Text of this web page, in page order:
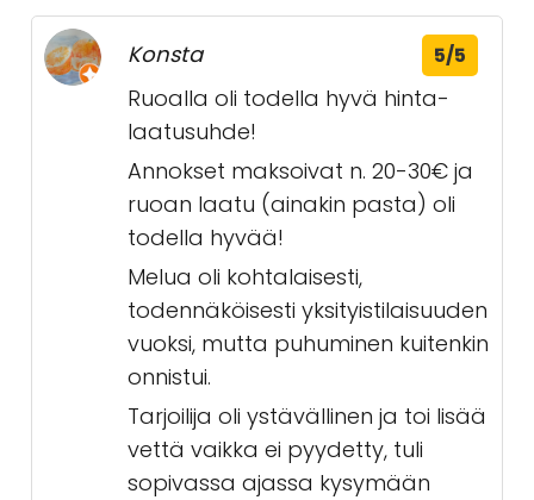
Konsta 5/5
Ruoalla oli todella hyvä hinta-
laatusuhde!
Annokset maksoivat n. 20-30€ ja
ruoan laatu (ainakin pasta) oli
todella hyvää!
Melua oli kohtalaisesti,
todennäköisesti yksityistilaisuuden
vuoksi, mutta puhuminen kuitenkin
onnistui.
Tarjoilija oli ystävällinen ja toi lisää
vettä vaikka ei pyydetty, tuli
sopivassa ajassa kysymään